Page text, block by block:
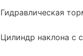
Гидравлическая
Цилиндр наклона с